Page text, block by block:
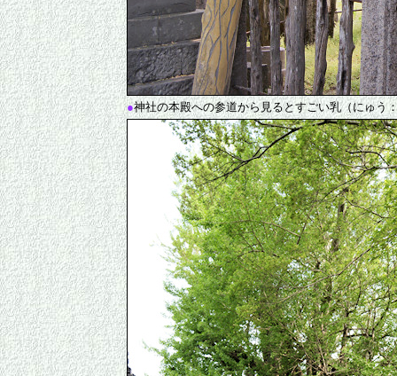
●神社の本殿への参道から見るとすごい乳（にゅう